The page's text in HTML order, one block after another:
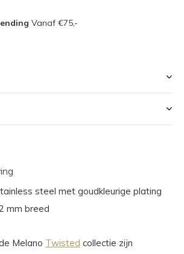
Vanaf €75,-
steel met goudkleurige plating
mm breed
Melano Twisted collectie zijn